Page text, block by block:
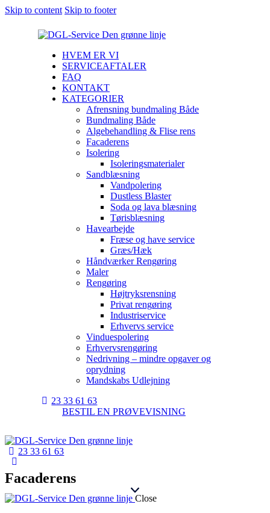
Skip to content Skip to footer
HVEM ER VI
SERVICEAFTALER
FAQ
KONTAKT
KATEGORIER
Afrensning bundmaling Både
Bundmaling Både
Algebehandling & Flise rens
Facaderens
Isolering
Isoleringsmaterialer
Sandblæsning
Vandpolering
Dustless Blaster
Soda og lava blæsning
Tørisblæsning
Havearbejde
Fræse og have service
Græs/Hæk
Håndværker Rengøring
Maler
Rengøring
Højtryksrensning
Privat rengøring
Industriservice
Erhvervs service
Vinduespolering
Erhvervsrengøring
Nedrivning – mindre opgaver og
oprydning
Mandskabs Udlejning
23 33 61 63
BESTIL EN PRØVEVISNING
23 33 61 63
Facaderens
Close